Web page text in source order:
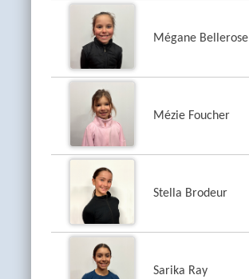
Mégane Bellerose
Mézie Foucher
Stella Brodeur
Sarika Ray